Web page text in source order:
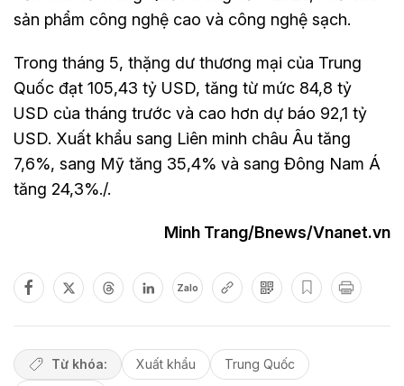
sản phẩm công nghệ cao và công nghệ sạch.
Trong tháng 5, thặng dư thương mại của Trung
Quốc đạt 105,43 tỷ USD, tăng từ mức 84,8 tỷ
USD của tháng trước và cao hơn dự báo 92,1 tỷ
USD. Xuất khẩu sang Liên minh châu Âu tăng
7,6%, sang Mỹ tăng 35,4% và sang Đông Nam Á
tăng 24,3%./.
Minh Trang/Bnews/Vnanet.vn
Zalo
Từ khóa: Xuất khẩu
Trung Quốc